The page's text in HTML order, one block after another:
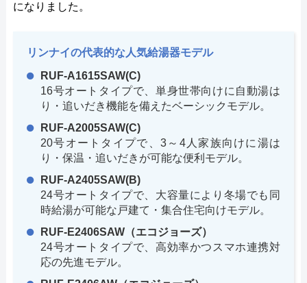
になりました。
リンナイの代表的な人気給湯器モデル
RUF-A1615SAW(C)
16号オートタイプで、単身世帯向けに自動湯は
り・追いだき機能を備えたベーシックモデル。
RUF-A2005SAW(C)
20号オートタイプで、3～4人家族向けに湯は
り・保温・追いだきが可能な便利モデル。
RUF-A2405SAW(B)
24号オートタイプで、大容量により冬場でも同
時給湯が可能な戸建て・集合住宅向けモデル。
RUF-E2406SAW（エコジョーズ）
24号オートタイプで、高効率かつスマホ連携対
応の先進モデル。